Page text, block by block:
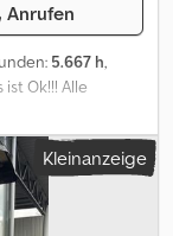
Anrufen
5.667 h,
Ok!!! Alle
Standort 5662
Kleinanzeige